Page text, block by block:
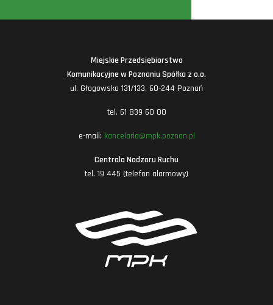
Miejskie Przedsiębiorstwo
Komunikacyjne w Poznaniu Spółka z o.o.
ul. Głogowska 131/133, 60-244 Poznań
tel. 61 839 60 00
e-mail: kancelaria@mpk.poznan.pl
Centrala Nadzoru Ruchu
tel. 19 445 (telefon alarmowy)